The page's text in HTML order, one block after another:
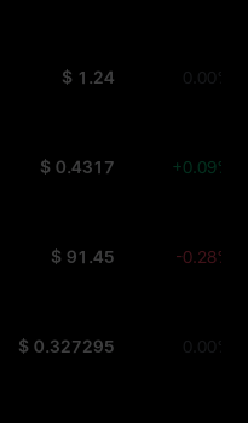
$ 1.24 0.00%
$ 0.4317 +0.09%
$ 91.45 -0.28%
$ 0.327295 0.00%